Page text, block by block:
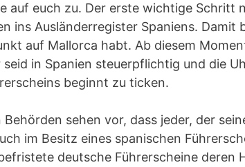
auf euch zu. Der erste wichtige Schritt
ins Ausländerregister Spaniens. Damit
auf Mallorca habt. Ab diesem
seid in Spanien steuerpflichtig und die
beginnt zu ticken.
Behörden sehen vor, dass jeder, der
im Besitz eines spanischen
deutsche Führerscheine deren